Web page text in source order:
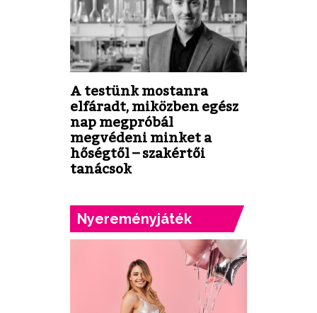
A testünk mostanra
elfáradt, miközben egész
nap megpróbál
megvédeni minket a
hőségtől – szakértői
tanácsok
Nyereményjáték